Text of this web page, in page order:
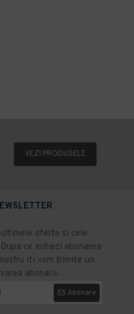
VEZI PRODUSELE
oferte si cele
ce initiezi abonarea
iti vom trimite un
abonarii.
Abonare